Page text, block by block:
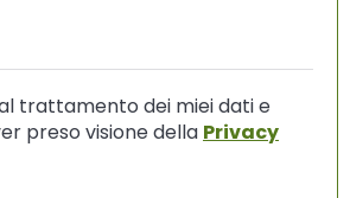
trattamento dei miei dati e
preso visione della Privacy